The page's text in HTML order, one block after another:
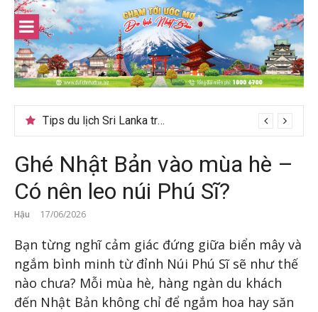
Skip
content
Tips du lịch Sri Lanka trọn vẹn cho người mới
Ghé Nhật Bản vào mùa hè –
Có nên leo núi Phú Sĩ?
Hậu 17/06/2026
Bạn từng nghĩ cảm giác đứng giữa biển mây và
ngắm bình minh từ đỉnh Núi Phú Sĩ sẽ như thế
nào chưa? Mỗi mùa hè, hàng ngàn du khách
đến Nhật Bản không chỉ để ngắm hoa hay săn